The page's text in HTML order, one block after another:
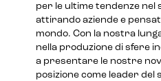
per le ultime tendenze
attirando aziende e
mondo. Con la nostra
nella produzione di sfere
a presentare le nostre
posizione come leader